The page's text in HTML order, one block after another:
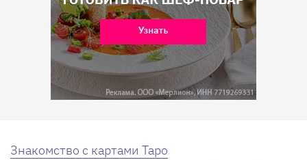
Знакомство с картами Таро